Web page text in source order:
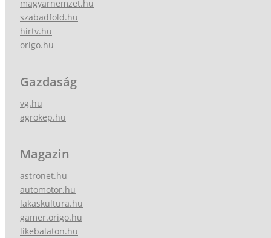
magyarnemzet.hu
szabadfold.hu
hirtv.hu
origo.hu
Gazdaság
vg.hu
agrokep.hu
Magazin
astronet.hu
automotor.hu
lakaskultura.hu
gamer.origo.hu
likebalaton.hu